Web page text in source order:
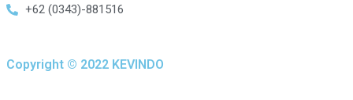
+62 (0343)-881516
Copyright © 2022 KEVINDO